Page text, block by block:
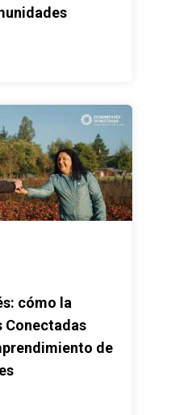
cómo la
Conectadas
de